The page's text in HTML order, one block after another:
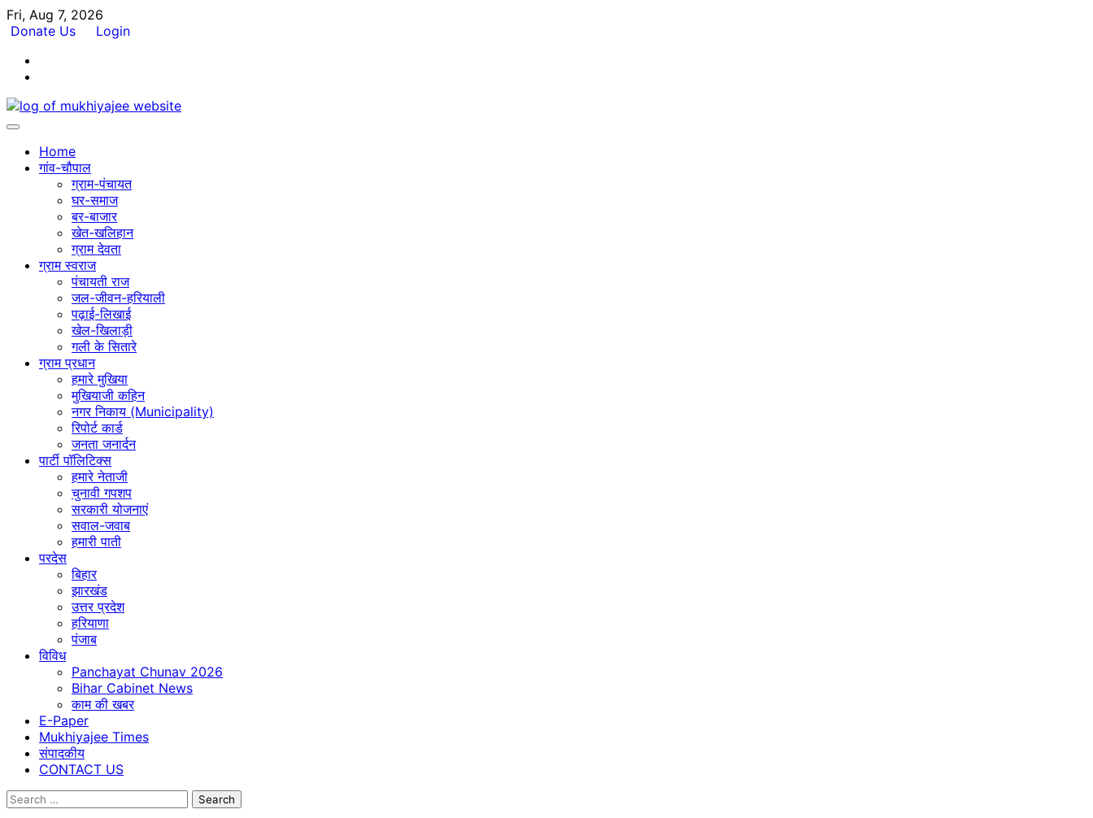
Skip
to
Fri, Aug 7, 2026
Donate Us
Login
Home
गांव-चौपाल
ग्राम-पंचायत
घर-समाज
बर-बाजार
खेत-खलिहान
ग्राम देवता
ग्राम स्वराज
पंचायती राज
जल-जीवन-हरियाली
पढ़ाई-लिखाई
खेल-खिलाड़ी
गली के सितारे
ग्राम प्रधान
हमारे मुखिया
मुखियाजी कहिन
नगर निकाय (Municipality)
रिपोर्ट कार्ड
जनता जनार्दन
पार्टी पॉलिटिक्स
हमारे नेताजी
चुनावी गपशप
सरकारी योजनाएं
सवाल-जवाब
हमारी पाती
परदेस
बिहार
झारखंड
उत्तर प्रदेश
हरियाणा
पंजाब
विविध
Panchayat Chunav 2026
Bihar Cabinet News
काम की खबर
E-Paper
Mukhiyajee Times
संपादकीय
CONTACT US
Search